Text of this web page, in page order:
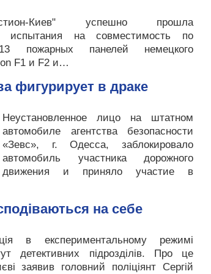
Киев" успешно прошла
испытания на совместимость по
13 пожарных панелей немецкого
F1 и F2 и…
фигурирует в драке
Неустановленное лицо на штатном
автомобиле агентства безопасности
«Зевс», г. Одесса, заблокировало
автомобиль участника дорожного
движения и приняло участие в
на себе
в експериментальному режимі
детективних підрозділів. Про це
заявив головний поліціянт Сергій